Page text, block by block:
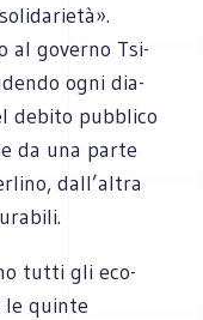
al governo Tsi­
ogni dia­
debito pub­blico
da una parte
dall’altra
tutti gli eco­
le quinte